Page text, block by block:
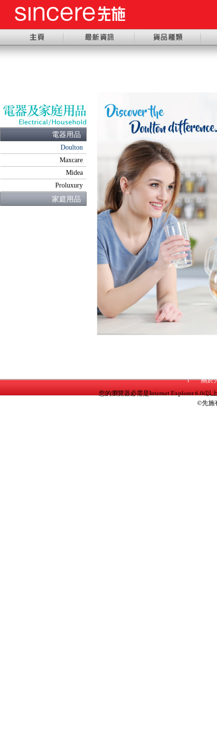
電器用品
Doulton
Maxcare
Midea
Proluxury
家庭用品
i
關於
您的瀏覽器必需是Internet Explorer 6.0(以
©先施